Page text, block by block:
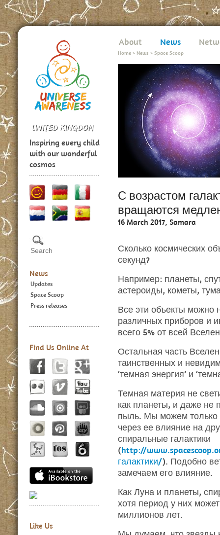
Inspiring every child
with our wonderful
cosmos
News
Updates
Space Scoop
Press releases
Find Us Online At
Like Us
About News
Home > News > Space Scoop
С возрастом
вращаются
16 March 2017, Samara
Сколько космических
секунд?
Например: планеты,
астероиды, кометы,
Все эти объекты
различных приборов и
всего 5% от всей
Остальная часть
таинственных и
‘темная энергия’ и
Темная материя не
как планеты, и даже не
пыль. Мы можем только
через ее влияние на
спиральные галактики
(http://
галактики/). Подобно
замечаем его влияние.
Как Луна и планеты,
хотя период у них
миллионов лет.